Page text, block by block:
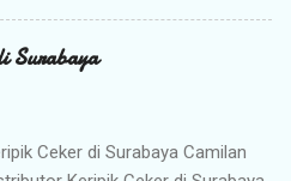
? Camilan Nusantara hadir
atas kebutuhan bisnis Anda !
snack nusantara
langsung dari gudang
Surabaya
Ceker di Surabaya Camilan